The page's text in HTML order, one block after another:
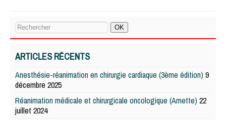
ARTICLES RÉCENTS
Anesthésie-réanimation en chirurgie cardiaque (3ème édition) 9
décembre 2025
Réanimation médicale et chirurgicale oncologique (Arnette) 22
juillet 2024